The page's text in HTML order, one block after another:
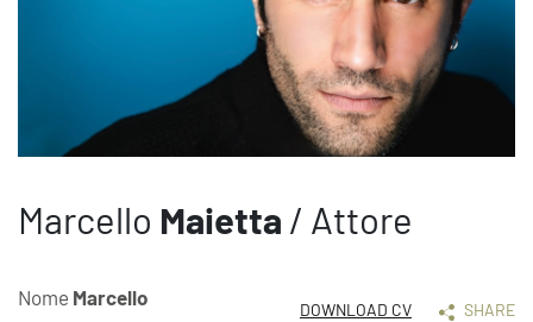
Marcello Maietta / Attore
DOWNLOAD CV SHARE
Nome Marcello